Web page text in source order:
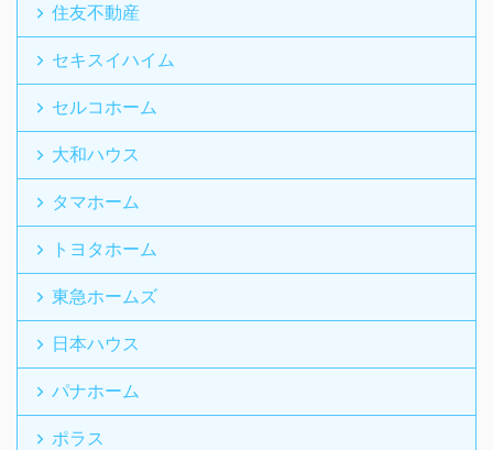
住友不動産
セキスイハイム
セルコホーム
大和ハウス
タマホーム
トヨタホーム
東急ホームズ
日本ハウス
パナホーム
ポラス